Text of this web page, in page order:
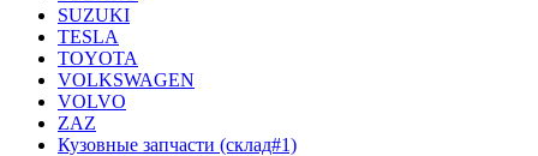
SUZUKI
TESLA
TOYOTA
VOLKSWAGEN
VOLVO
ZAZ
Кузовные запчасти (склад#1)